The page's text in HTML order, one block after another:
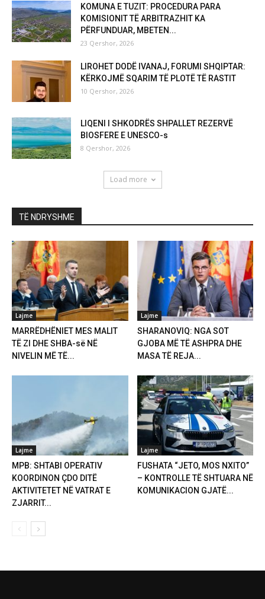
KOMUNA E TUZIT: PROCEDURA PARA
KOMISIONIT TË ARBITRAZHIT KA
PËRFUNDUAR, MBETEN...
23 Qershor, 2026
LIROHET DODË IVANAJ, FORUMI SHQIPTAR:
KËRKOJMË SQARIM TË PLOTË TË RASTIT
10 Qershor, 2026
LIQENI I SHKODRËS SHPALLET REZERVË
BIOSFERE E UNESCO-s
8 Qershor, 2026
Load more
TË NDRYSHME
Lajme
MARRËDHËNIET MES MALIT
TË ZI DHE SHBA-së NË
NIVELIN MË TË...
Lajme
SHARANOVIQ: NGA SOT
GJOBA MË TË ASHPRA DHE
MASA TË REJA...
Lajme
MPB: SHTABI OPERATIV
KOORDINON ÇDO DITË
AKTIVITETET NË VATRAT E
ZJARRIT...
Lajme
FUSHATA “JETO, MOS NXITO”
– KONTROLLE TË SHTUARA NË
KOMUNIKACION GJATË...